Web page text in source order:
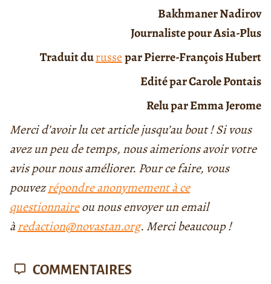
Bakhmaner Nadirov
Journaliste pour Asia-Plus
Traduit durussepar Pierre-François Hubert
Edité par Carole Pontais
Relu par Emma Jerome
Merci d’avoir lu cet article jusqu’au bout ! Si vous
avez un peu de temps, nous aimerions avoir votre
avis pour nous améliorer. Pour ce faire, vous
pouvezrépondre anonymement à ce
questionnaireou nous envoyer un email
àredaction@novastan.org. Merci beaucoup !
COMMENTAIRES